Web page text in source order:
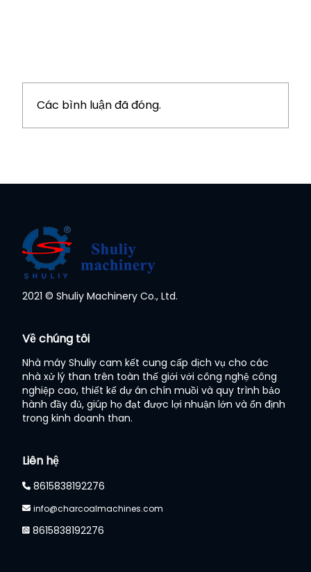
Các bình luận đã đóng.
2021 © Shuliy Machinery Co., Ltd.
Về chúng tôi
Nhà máy Shuliy cam kết cung cấp dịch vụ cho các
nhà xử lý than trên toàn thế giới với công nghệ công
nghiệp cao, thiết kế dự án chín muồi và quy trình bảo
hành đầy đủ, giúp họ đạt được lợi nhuận lớn và ổn định
trong kinh doanh than.
Liên hệ
8615838192276
info@charcoalmachines.com
8615838192276
Wechat